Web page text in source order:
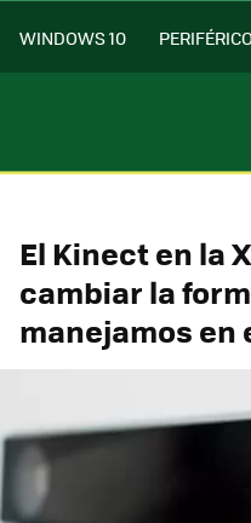
WINDOWS 10
El Kinect en la
cambiar la
manejamos en